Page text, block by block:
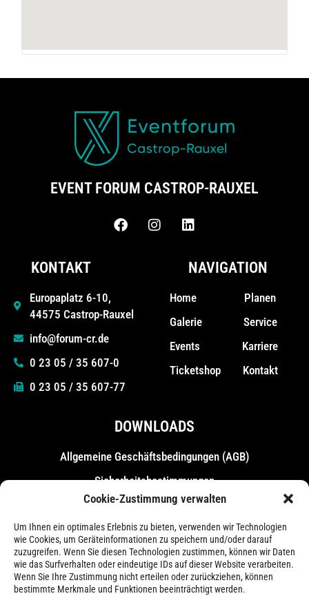
Cookie-Zustimmung verwalten
Um Ihnen ein optimales Erlebnis zu bieten, verwenden wir Technologien
wie Cookies, um Geräteinformationen zu speichern und/oder darauf
zuzugreifen. Wenn Sie diesen Technologien zustimmen, können wir Daten
wie das Surfverhalten oder eindeutige IDs auf dieser Website verarbeiten.
Wenn Sie Ihre Zustimmung nicht erteilen oder zurückziehen, können
bestimmte Merkmale und Funktionen beeinträchtigt werden.
EVENT FORUM CASTROP-RAUXEL
KONTAKT
Europaplatz 6-10,
44575 Castrop-Rauxel
info@forum-cr.de
0 23 05 / 35 607-0
0 23 05 / 35 607-77
NAVIGATION
Home
Galerie
Events
Ticketshop
Planen
Service
Karriere
Kontakt
DOWNLOADS
Allgemeine Geschäfts­bedingungen (AGB)
Sicherheitsbestimmungen
Messebestimmungen